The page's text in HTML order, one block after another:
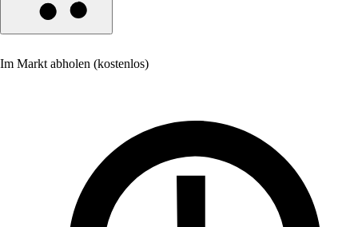
Im Markt abholen (kostenlos)